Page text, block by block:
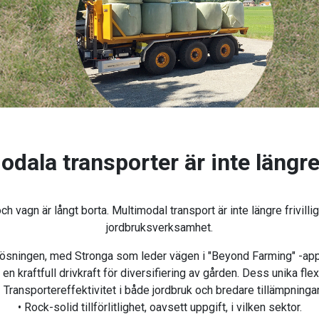
transporter är inte
vagn är långt borta. Multimodal transport är inte längre
jordbruksverksamhet.
med Stronga som leder vägen i "Beyond Farming" -
kraftfull drivkraft för diversifiering av gården. Dess unika
Transportereffektivitet i både jordbruk och bredare
• Rock-solid tillförlitlighet, oavsett uppgift, i vilken sektor.